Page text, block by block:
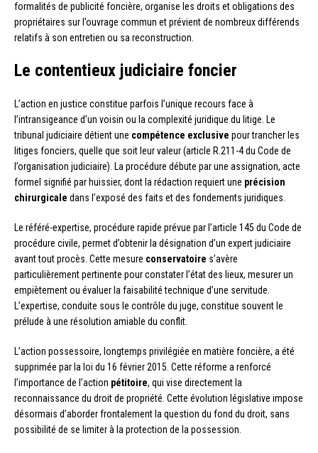
formalités de publicité foncière, organise les droits et obligations des
propriétaires sur l’ouvrage commun et prévient de nombreux différends
relatifs à son entretien ou sa reconstruction.
Le contentieux judiciaire foncier
L’action en justice constitue parfois l’unique recours face à
l’intransigeance d’un voisin ou la complexité juridique du litige. Le
tribunal judiciaire détient une compétence exclusive pour trancher les
litiges fonciers, quelle que soit leur valeur (article R.211-4 du Code de
l’organisation judiciaire). La procédure débute par une assignation, acte
formel signifié par huissier, dont la rédaction requiert une précision
chirurgicale dans l’exposé des faits et des fondements juridiques.
Le référé-expertise, procédure rapide prévue par l’article 145 du Code de
procédure civile, permet d’obtenir la désignation d’un expert judiciaire
avant tout procès. Cette mesure conservatoire s’avère
particulièrement pertinente pour constater l’état des lieux, mesurer un
empiètement ou évaluer la faisabilité technique d’une servitude.
L’expertise, conduite sous le contrôle du juge, constitue souvent le
prélude à une résolution amiable du conflit.
L’action possessoire, longtemps privilégiée en matière foncière, a été
supprimée par la loi du 16 février 2015. Cette réforme a renforcé
l’importance de l’action pétitoire, qui vise directement la
reconnaissance du droit de propriété. Cette évolution législative impose
désormais d’aborder frontalement la question du fond du droit, sans
possibilité de se limiter à la protection de la possession.